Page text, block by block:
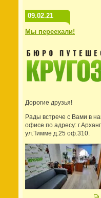
09.02.21
Мы переехали!
Дорогие друзья!
Рады встрече с Вами в
офисе по адресу:
ул.Тимме д.25 оф.310.